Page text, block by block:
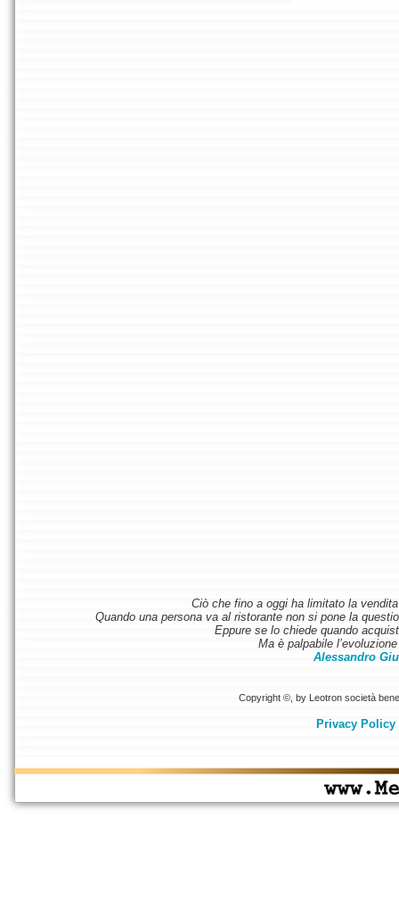
Ciò che fino a oggi ha limitato la
Quando una persona va al ristorante non si pone la
Eppure se lo chiede quando
Ma è palpabile
Alessandro
Copyright ©, by Leotron società
Privacy Policy